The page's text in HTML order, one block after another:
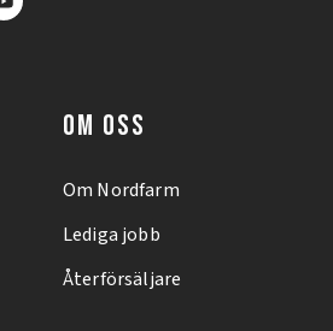
OM OSS
Om Nordfarm
Lediga jobb
Återförsäljare